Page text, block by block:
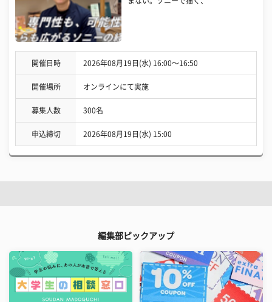
開催日時 2026年08月19日(水) 16:00〜16:50
開催場所 オンラインにて実施
募集人数 300名
申込締切 2026年08月19日(水) 15:00
編集部ピックアップ